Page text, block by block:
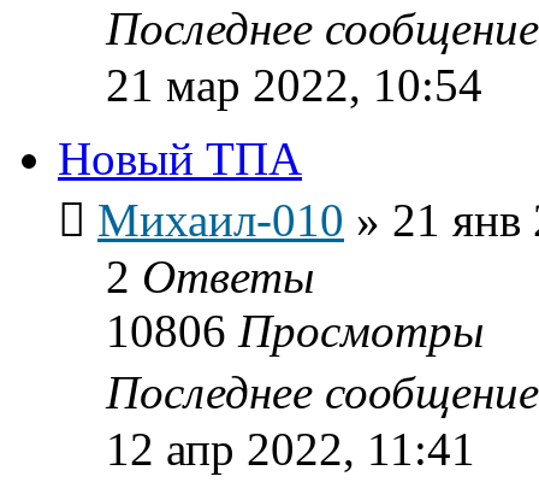
Последнее
21 мар 2022, 10:54
Новый ТПА
Михаил-010 » 21 янв
2 Ответы
10806 Просмотры
Последнее
12 апр 2022, 11:41